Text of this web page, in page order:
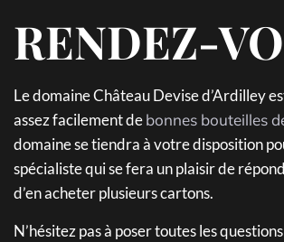
RENDEZ-
Le domaine Château Devise d’Ardilley
assez facilement debonnes bouteilles
domaine se tiendra à votre disposition
spécialiste qui se fera un plaisir de
d’en acheter plusieurs cartons.
N’hésitez pas à poser toutes les